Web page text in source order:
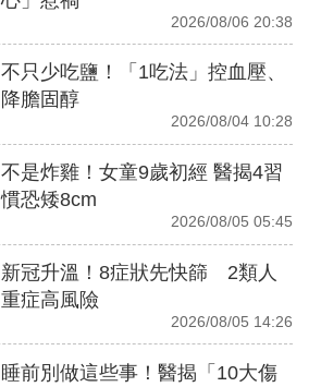
2026/08/06 20:38
不只少吃鹽！「1吃法」控血壓、
降膽固醇
2026/08/04 10:28
不是炸雞！女童9歲初經 醫揭4習
慣恐矮8cm
2026/08/05 05:45
新冠升溫！8症狀先快篩 2類人
重症高風險
2026/08/05 14:26
睡前別做這些事！醫揭「10大傷